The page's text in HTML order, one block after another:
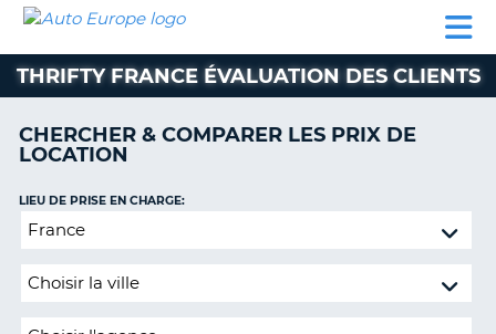
LOCATION
VOITURE
CLIENT
AUTO
EUROPE
LOCATION
VOITURE
MOTORHOMES
PARTENAIRES
CLIENT
MON
THRIFTY FRANCE ÉVALUATION DES CLIENTS
CHERCHER & COMPARER LES PRIX DE
LOCATION
Lieu
restitution
LIEU DE PRISE EN CHARGE: